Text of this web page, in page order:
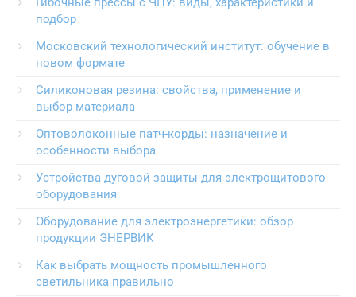
подбор
Московский технологический институт: обучение в
новом формате
Силиконовая резина: свойства, применение и
выбор материала
Оптоволоконные патч-корды: назначение и
особенности выбора
Устройства дуговой защиты для электрощитового
оборудования
Оборудование для электроэнергетики: обзор
продукции ЭНЕРВИК
Как выбрать мощность промышленного
светильника правильно